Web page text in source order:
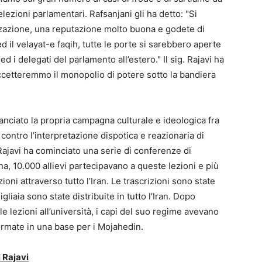
parlamentari. Rafsanjani gli ha detto: "Si
una reputazione molto buona e godete di
il velayat-e faqih, tutte le porte si sarebbero aperte
i delegati del parlamento all’estero." Il sig. Rajavi ha
il monopolio di potere sotto la bandiera
la propria campagna culturale e ideologica fra
l’interpretazione dispotica e reazionaria di
ha cominciato una serie di conferenze di
10.000 allievi partecipavano a queste lezioni e più
attraverso tutto l’Iran. Le trascrizioni sono state
sono state distribuite in tutto l’Iran. Dopo
lezioni all’università, i capi del suo regime avevano
in una base per i Mojahedin.
Rajavi